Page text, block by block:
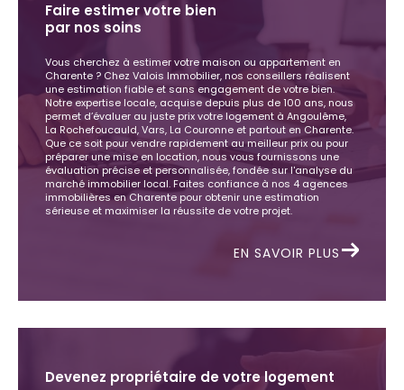
Faire estimer votre bien
par nos soins
Vous cherchez à estimer votre maison ou appartement en
Charente ? Chez Valois Immobilier, nos conseillers réalisent
une estimation fiable et sans engagement de votre bien.
Notre expertise locale, acquise depuis plus de 100 ans, nous
permet d’évaluer au juste prix votre logement à Angoulême,
La Rochefoucauld, Vars, La Couronne et partout en Charente.
Que ce soit pour vendre rapidement au meilleur prix ou pour
préparer une mise en location, nous vous fournissons une
évaluation précise et personnalisée, fondée sur l'analyse du
marché immobilier local. Faites confiance à nos 4 agences
immobilières en Charente pour obtenir une estimation
sérieuse et maximiser la réussite de votre projet.
EN SAVOIR PLUS
Devenez propriétaire de votre logement